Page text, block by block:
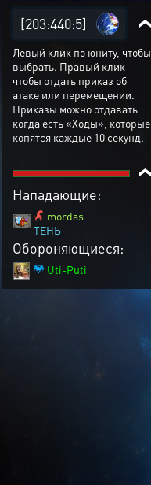
[203:440:5]
Левый клик по юниту, чтобы
выбрать. Правый клик
чтобы отдать приказ об
атаке или перемещении.
Приказы можно отдавать
когда есть «Ходы», которые
копятся каждые 10 секунд.
Нападающие:
mordas
ТЕНЬ
Обороняющиеся:
Uti-Puti